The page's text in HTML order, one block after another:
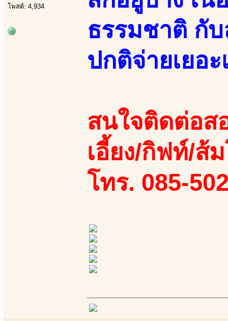
โพสต์: 4,934
ธรรมชาติ กั
ปกติจ่ายเยอ
สนใจติดต่อส
เอี้ยง/กิฟท์/ส้
โทร. 085-